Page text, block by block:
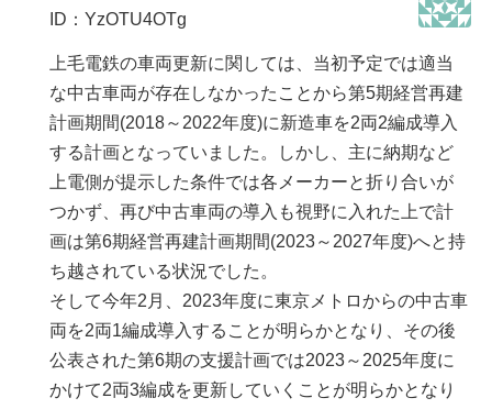
ID：YzOTU4OTg
上毛電鉄の車両更新に関しては、当初予定では適当
な中古車両が存在しなかったことから第5期経営再建
計画期間(2018～2022年度)に新造車を2両2編成導入
する計画となっていました。しかし、主に納期など
上電側が提示した条件では各メーカーと折り合いが
つかず、再び中古車両の導入も視野に入れた上で計
画は第6期経営再建計画期間(2023～2027年度)へと持
ち越されている状況でした。
そして今年2月、2023年度に東京メトロからの中古車
両を2両1編成導入することが明らかとなり、その後
公表された第6期の支援計画では2023～2025年度に
かけて2両3編成を更新していくことが明らかとなり